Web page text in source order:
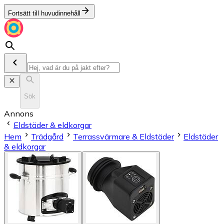
Fortsätt till huvudinnehåll
Sök
Annons
Eldstäder & eldkorgar
Hem
Trädgård Terrassvärmare & Eldstäder
Eldstäder
& eldkorgar